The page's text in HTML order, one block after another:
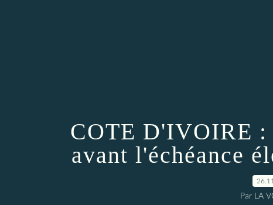
COTE D'IVOIRE :
avant l'échéance
Par LA